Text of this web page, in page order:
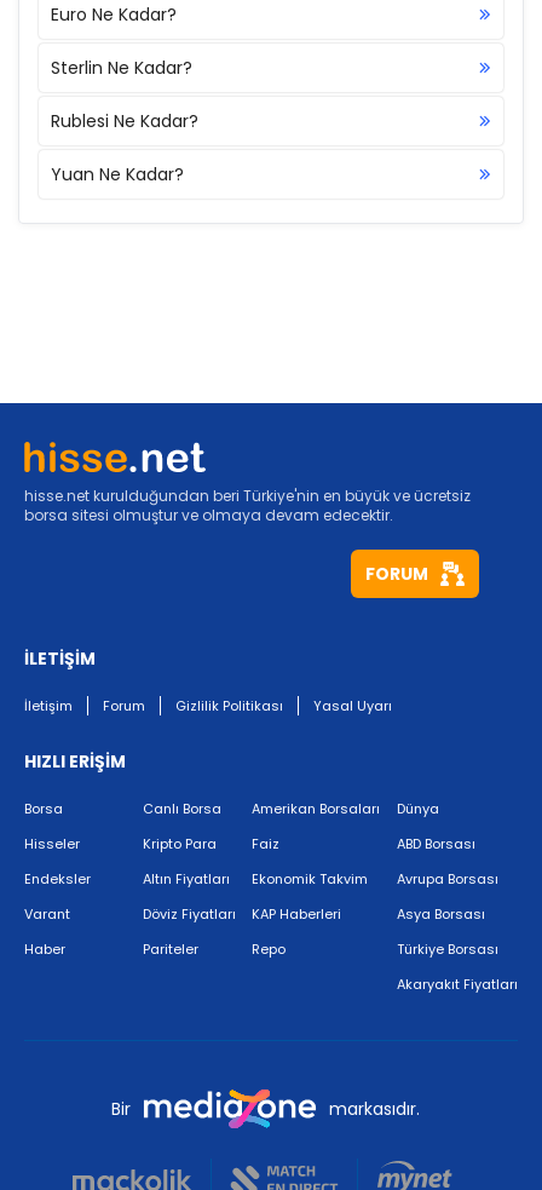
Euro Ne Kadar?
Sterlin Ne Kadar?
Rublesi Ne Kadar?
Yuan Ne Kadar?
hisse.net kurulduğundan beri Türkiye'nin en büyük ve ücretsiz
borsa sitesi olmuştur ve olmaya devam edecektir.
FORUM
İLETİŞİM
İletişim Forum Gizlilik Politikası Yasal Uyarı
HIZLI ERİŞİM
Borsa
Hisseler
Endeksler
Varant
Haber
Canlı Borsa
Kripto Para
Altın Fiyatları
Döviz Fiyatları
Pariteler
Amerikan Borsaları
Faiz
Ekonomik Takvim
KAP Haberleri
Repo
Dünya
ABD Borsası
Avrupa Borsası
Asya Borsası
Türkiye Borsası
Akaryakıt Fiyatları
Bir markasıdır.